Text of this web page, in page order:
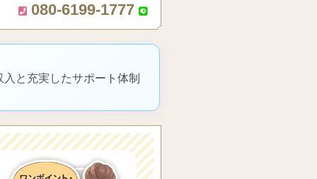
080-6199-1777
と充実したサポート体制